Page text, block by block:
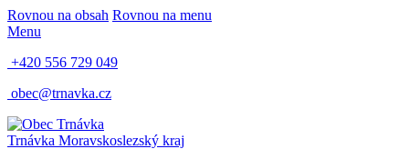
Rovnou na obsah Rovnou na menu
Menu
+420 556 729 049
obec@trnavka.cz
Trnávka Moravskoslezský kraj